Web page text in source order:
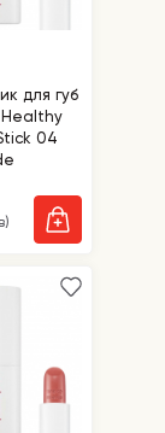
для губ
04